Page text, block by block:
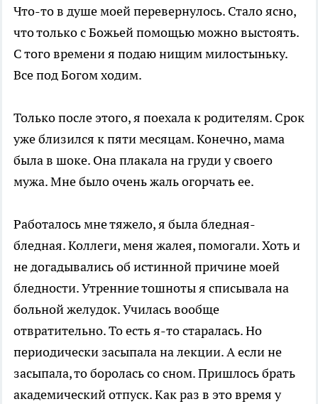
Что-то в душе моей перевернулось. Стало ясно,
что только с Божьей помощью можно выстоять.
С того времени я подаю нищим милостыньку.
Все под Богом ходим.
Только после этого, я поехала к родителям. Срок
уже близился к пяти месяцам. Конечно, мама
была в шоке. Она плакала на груди у своего
мужа. Мне было очень жаль огорчать ее.
Работалось мне тяжело, я была бледная-
бледная. Коллеги, меня жалея, помогали. Хоть и
не догадывались об истинной причине моей
бледности. Утренние тошноты я списывала на
больной желудок. Училась вообще
отвратительно. То есть я-то старалась. Но
периодически засыпала на лекции. А если не
засыпала, то боролась со сном. Пришлось брать
академический отпуск. Как раз в это время у